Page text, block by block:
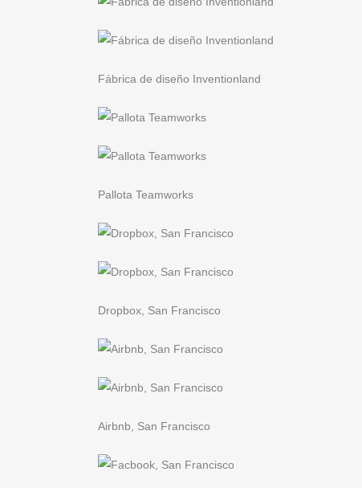
Fábrica de diseño Inventionland
Pallota Teamworks
Dropbox, San Francisco
Airbnb, San Francisco